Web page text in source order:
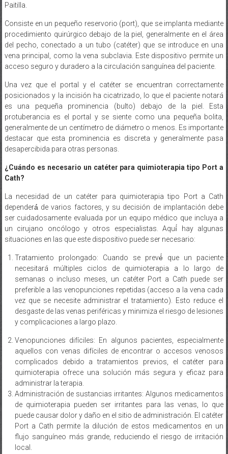
Paitilla.
Consiste en un pequeño reservorio (port), que se implanta mediante
procedimiento quirúrgico debajo de la piel, generalmente en el área
del pecho, conectado a un tubo (catéter) que se introduce en una
vena principal, como la vena subclavia. Este dispositivo permite un
acceso seguro y duradero a la circulación sanguínea del paciente.
Una vez que el portal y el catéter se encuentran correctamente
posicionados y la incisión ha cicatrizado, lo que el paciente notará
es una pequeña prominencia (bulto) debajo de la piel. Esta
protuberancia es el portal y se siente como una pequeña bolita,
generalmente de un centímetro de diámetro o menos. Es importante
destacar que esta prominencia es discreta y generalmente pasa
desapercibida para otras personas.
¿Cuándo es necesario un catéter para quimioterapia tipo Port a
Cath?
La necesidad de un catéter para quimioterapia tipo Port a Cath
dependerá́ de varios factores, y su decisión de implantación debe
ser cuidadosamente evaluada por un equipo médico que incluya a
un cirujano oncólogo y otros especialistas. Aquí́ hay algunas
situaciones en las que este dispositivo puede ser necesario:
Tratamiento prolongado: Cuando se prevé́ que un paciente
necesitará múltiples ciclos de quimioterapia a lo largo de
semanas o incluso meses, un catéter Port a Cath puede ser
preferible a las venopunciones repetidas (acceso a la vena cada
vez que se necesite administrar el tratamiento). Esto reduce el
desgaste de las venas periféricas y minimiza el riesgo de lesiones
y complicaciones a largo plazo.
Venopunciones difíciles: En algunos pacientes, especialmente
aquellos con venas difíciles de encontrar o accesos venosos
complicados debido a tratamientos previos, el catéter para
quimioterapia ofrece una solución más segura y eficaz para
administrar la terapia.
Administración de sustancias irritantes: Algunos medicamentos
de quimioterapia pueden ser irritantes para las venas, lo que
puede causar dolor y daño en el sitio de administración. El catéter
Port a Cath permite la dilución de estos medicamentos en un
flujo sanguíneo más grande, reduciendo el riesgo de irritación
local.